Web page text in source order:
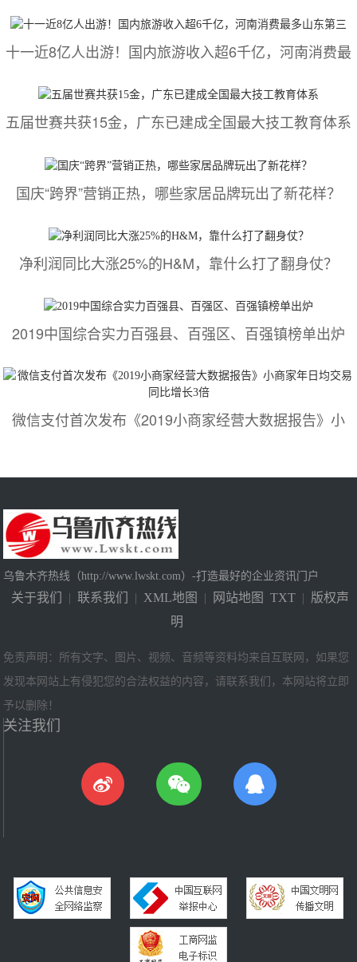
十一近8亿人出游！国内旅游收入超6千亿，河南消费最
五届世赛共获15金，广东已建成全国最大技工教育体系
国庆“跨界”营销正热，哪些家居品牌玩出了新花样？
净利润同比大涨25%的H&M，靠什么打了翻身仗？
2019中国综合实力百强县、百强区、百强镇榜单出炉
微信支付首次发布《2019小商家经营大数据报告》小
乌鲁木齐热线（http://www.lwskt.com）-打造最好的企业资讯门户
关于我们 | 联系我们 | XML地图 | 网站地图 TXT | 版权声
明
免责声明：所有文字、图片、视频、音频等资料均来自互联网，如果您
发现本网站上有侵犯您的合法权益的内容，请联系我们，本网站将立即
予以删除！
关注我们